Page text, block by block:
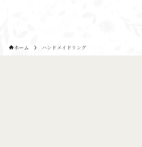
ホーム ハンドメイドリング